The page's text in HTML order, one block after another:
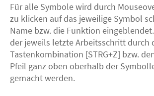
Für alle Symbole wird durch
zu klicken auf das jeweilige Symbol
Name bzw. die Funktion
der jeweils letzte Arbeitsschritt durch
Tastenkombination [STRG+Z] bzw.
Pfeil ganz oben oberhalb der
gemacht werden.